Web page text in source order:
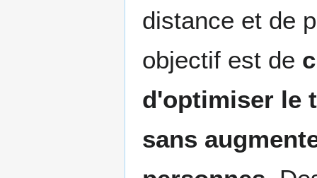
distance et de
objectif est de
d'optimiser le
sans